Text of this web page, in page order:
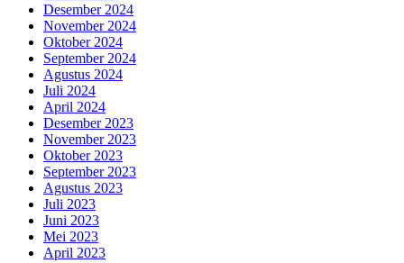
Desember 2024
November 2024
Oktober 2024
September 2024
Agustus 2024
Juli 2024
April 2024
Desember 2023
November 2023
Oktober 2023
September 2023
Agustus 2023
Juli 2023
Juni 2023
Mei 2023
April 2023